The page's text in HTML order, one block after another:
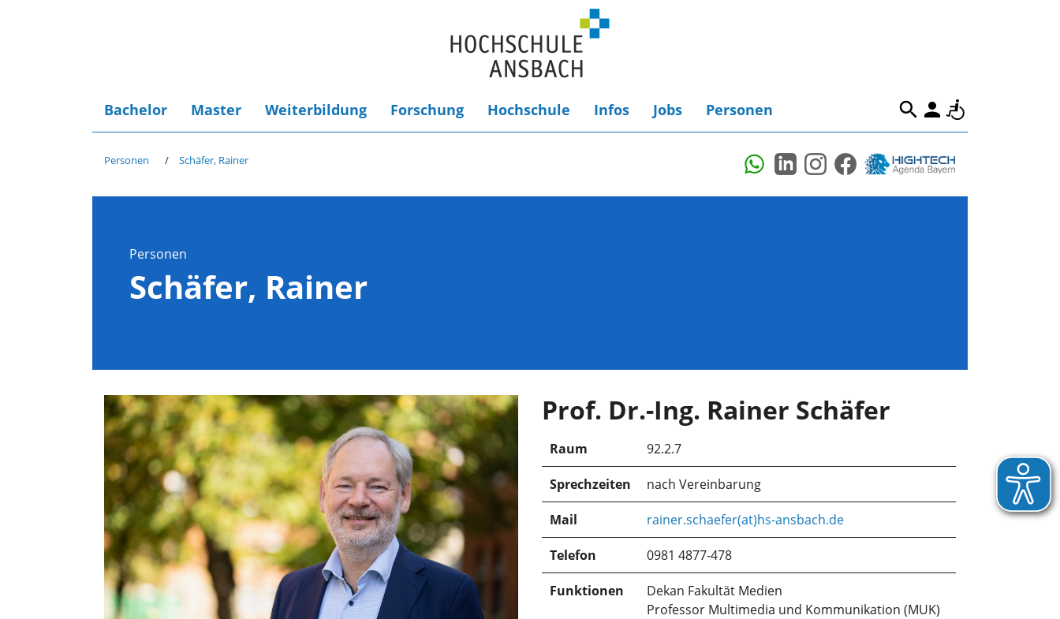
Bachelor Master Weiterbildung Forschung Hochschule Infos Jobs Personen
Personen Schäfer, Rainer
Personen
Schäfer, Rainer
Prof. Dr.-Ing. Rainer Schäfer
Raum 92.2.7
Sprechzeiten nach Vereinbarung
Mail rainer.schaefer(at)hs-ansbach.de
Telefon 0981 4877-478
Funktionen
Dekan Fakultät Medien
Professor Multimedia und Kommunikation (MUK)